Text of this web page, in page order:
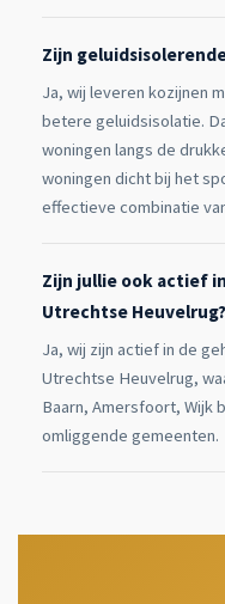
Zijn
Ja, wij leveren kozijnen
betere geluidsisolatie.
woningen langs de
woningen dicht bij het
effectieve combinatie
Zijn jullie ook actief
Utrechtse Heuvelrug?
Ja, wij zijn actief in de
Utrechtse Heuvelrug,
Baarn, Amersfoort, Wijk
omliggende gemeenten.